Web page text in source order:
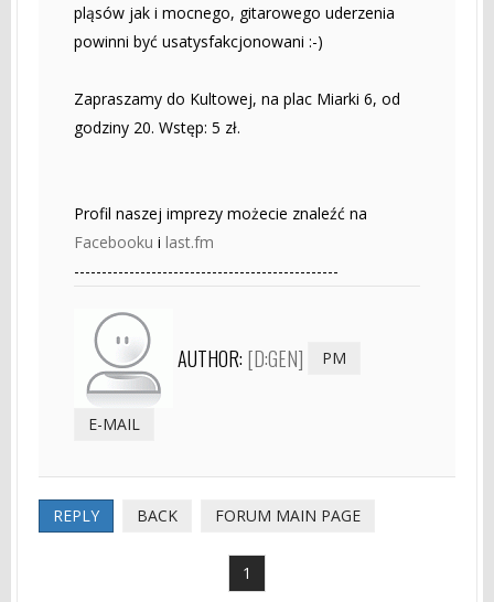
pląsów jak i mocnego, gitarowego uderzenia
powinni być usatysfakcjonowani :-)
Zapraszamy do Kultowej, na plac Miarki 6, od
godziny 20. Wstęp: 5 zł.
Profil naszej imprezy możecie znaleźć na
Facebooku i last.fm
------------------------------------------------
AUTHOR: [D:GEN] PM
E-MAIL
REPLY BACK FORUM MAIN PAGE
1